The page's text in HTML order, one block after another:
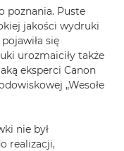
poznania. Puste
jakości wydruki
się
urozmaiciły także
eksperci Canon
„Wesołe
nie był
realizacji,